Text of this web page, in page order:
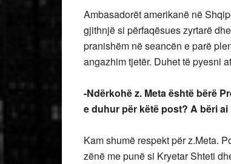
Ambasadorët amerikanë në
gjithnjë si përfaqësues zyrtarë
pranishëm në seancën e parë
angazhim tjetër. Duhet të pyesni
-Ndërkohë z. Meta është bërë
e duhur për këtë post? A bëri
Kam shumë respekt për z.Meta.
zënë me punë si Kryetar Shteti